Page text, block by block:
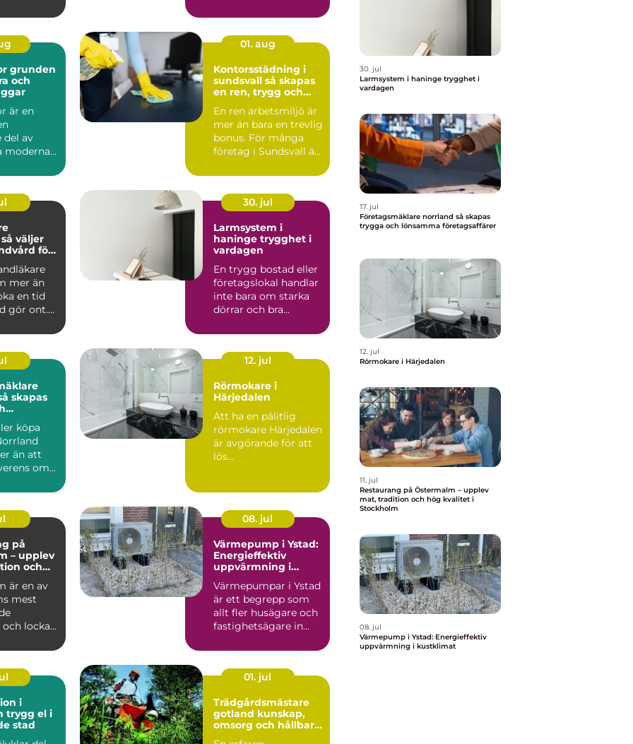
används på ko...
och
är en
del av
moderna
01. aug
Kontorsstädning i
sundsvall så skapas
en ren, trygg och
En ren arbetsmiljö är
mer än bara en trevlig
bonus. För många
företag i Sundsvall är
för
mer än
en tid
gör ont.
30. jul
Larmsystem i
haninge trygghet i
vardagen
En trygg bostad eller
företagslokal handlar
inte bara om starka
dörrar och bra
köpa
än att
om
12. jul
Rörmokare i
Härjedalen
Att ha en pålitlig
rörmokare Härjedalen
är avgörande för att
lös...
på
– upplev
och
är en av
mest
och lockar
08. jul
Värmepump i Ystad:
Energieffektiv
uppvärmning i
Värmepumpar i Ystad
är ett begrepp som
allt fler husägare och
fastighetsägare in...
i
i
stad
01. jul
Trädgårdsmästare
gotland kunskap,
omsorg och hållbar
30. jul
Larmsystem i haninge trygghet i
vardagen
17. jul
Företagsmäklare norrland så skapas
trygga och lönsamma företagsaffärer
12. jul
Rörmokare i Härjedalen
11. jul
Restaurang på Östermalm – upplev
mat, tradition och hög kvalitet i
Stockholm
08. jul
Värmepump i Ystad: Energieffektiv
uppvärmning i kustklimat